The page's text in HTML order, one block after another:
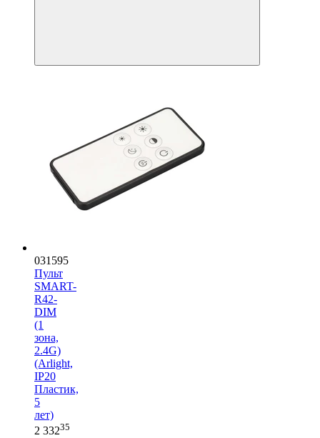
031595
Пульт
SMART-
R42-
DIM
(1
зона,
2.4G)
(Arlight,
IP20
Пластик,
5
лет)
2 33235